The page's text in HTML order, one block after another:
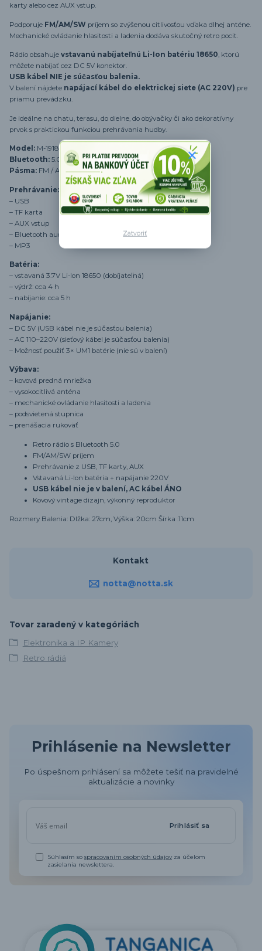
karty alebo cez AUX vstup.
Podporuje FM/AM/SW príjem so zvýšenou citlivosťou vďaka dlhej anténe.
Mechanické ovládanie hlasitosti a ladenia dodáva skutočný retro pocit.
Rádio obsahuje vstavanú nabíjateľnú Li-Ion batériu 18650, ktorú
môžete nabíjať cez DC 5V konektor.
USB kábel NIE je súčasťou balenia.
V balení nájdete napájací kábel do elektrickej siete (AC 220V) pre
priamu prevádzku.
Je ideálne na chatu, terasu, do dielne, do obývačky či ako dekoratívny
prvok s praktickou funkciou prehrávania hudby.
Model: M-1918BT
Bluetooth: 5.0
Pásma: FM / AM / SW (3-band)
Prehrávanie:
– USB
– TF karta
– AUX vstup
– Bluetooth audio (BT-888)
– MP3
Batéria:
– vstavaná 3.7V Li-Ion 18650 (dobíjateľná)
– výdrž: cca 4 h
– nabíjanie: cca 5 h
Napájanie:
– DC 5V (USB kábel nie je súčasťou balenia)
– AC 110–220V (sieťový kábel je súčasťou balenia)
– Možnosť použiť 3× UM1 batérie (nie sú v balení)
Výbava:
– kovová predná mriežka
– vysokocitlivá anténa
– mechanické ovládanie hlasitosti a ladenia
– podsvietená stupnica
– prenášacia rukoväť
Retro rádio s Bluetooth 5.0
FM/AM/SW príjem
Prehrávanie z USB, TF karty, AUX
Vstavaná Li-Ion batéria + napájanie 220V
USB kábel nie je v balení, AC kábel ÁNO
Kovový vintage dizajn, výkonný reproduktor
Rozmery Balenia: Dlžka: 27cm, Výška: 20cm Šírka :11cm
Kontakt
notta@notta.sk
Tovar zaradený v kategóriách
Elektronika a IP Kamery
Retro rádiá
Prihlásenie na Newsletter
Po úspešnom prihlásení sa môžete tešiť na pravidelné
aktualizácie a novinky
Prihlásiť sa
Súhlasím sospracovaním osobných údajov za účelom
zasielania newslettera.
Zatvoriť